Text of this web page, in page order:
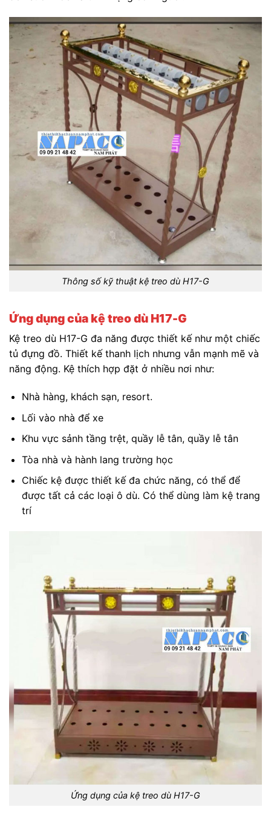
Thông số kỹ thuật kệ treo dù H17-G
Ứng dụng của kệ treo dù H17-G
Kệ treo dù H17-G đa năng được thiết kế như một chiếc
tủ đựng đồ. Thiết kế thanh lịch nhưng vẫn mạnh mẽ và
năng động. Kệ thích hợp đặt ở nhiều nơi như:
Nhà hàng, khách sạn, resort.
Lối vào nhà để xe
Khu vực sảnh tầng trệt, quầy lễ tân, quầy lễ tân
Tòa nhà và hành lang trường học
Chiếc kệ được thiết kế đa chức năng, có thể để
được tất cả các loại ô dù. Có thể dùng làm kệ trang
trí
Ứng dụng của kệ treo dù H17-G